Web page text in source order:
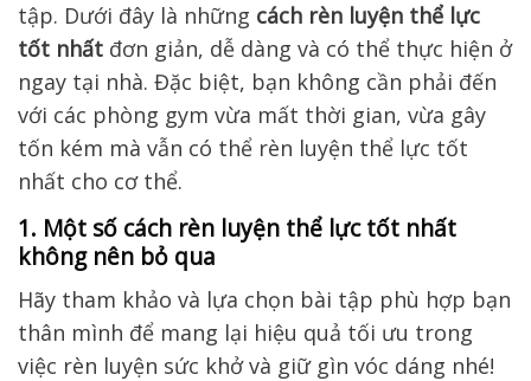
tập. Dưới đây là những cách rèn luyện thể lực
tốt nhất đơn giản, dễ dàng và có thể thực hiện ở
ngay tại nhà. Đặc biệt, bạn không cần phải đến
với các phòng gym vừa mất thời gian, vừa gây
tốn kém mà vẫn có thể rèn luyện thể lực tốt
nhất cho cơ thể.
1. Một số cách rèn luyện thể lực tốt nhất
không nên bỏ qua
Hãy tham khảo và lựa chọn bài tập phù hợp bạn
thân mình để mang lại hiệu quả tối ưu trong
việc rèn luyện sức khở và giữ gìn vóc dáng nhé!